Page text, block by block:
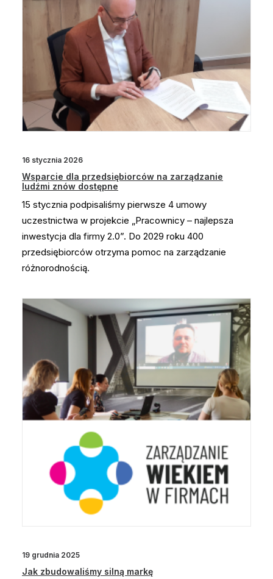
16 stycznia 2026
Wsparcie dla przedsiębiorców na zarządzanie
ludźmi znów dostępne
15 stycznia podpisaliśmy pierwsze 4 umowy
uczestnictwa w projekcie „Pracownicy – najlepsza
inwestycja dla firmy 2.0”. Do 2029 roku 400
przedsiębiorców otrzyma pomoc na zarządzanie
różnorodnością.
19 grudnia 2025
Jak zbudowaliśmy silną markę